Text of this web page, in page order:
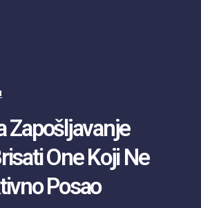
Zapošljavanje
One Koji Ne
Posao